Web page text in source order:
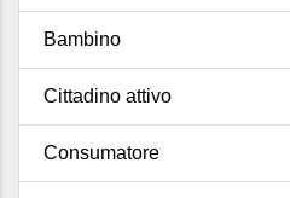
Bambino
Cittadino attivo
Consumatore